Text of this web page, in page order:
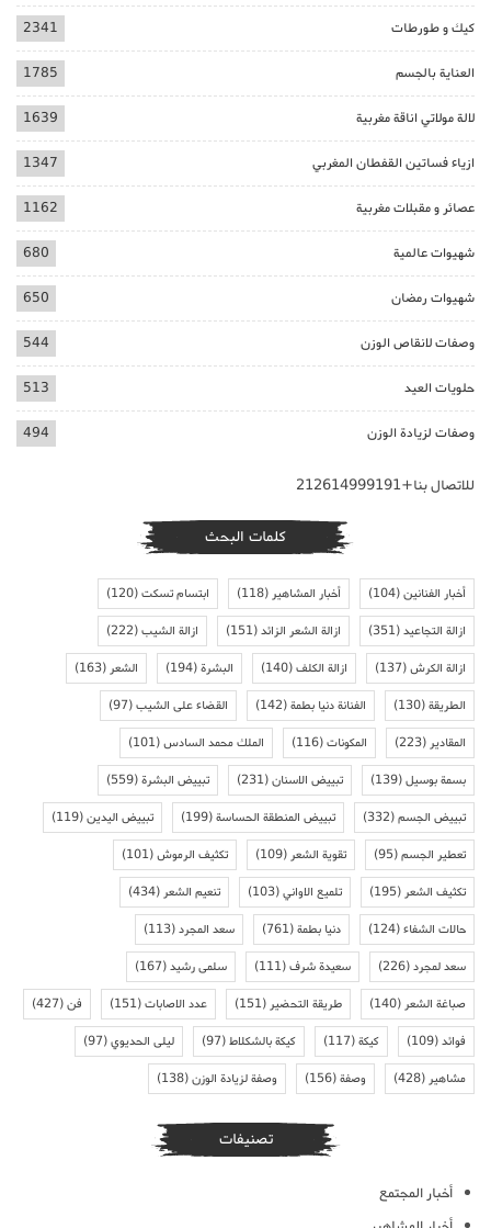
كيك و طورطات 2341
العناية بالجسم 1785
لالة مولاتي اناقة مغربية 1639
ازياء فساتين القفطان المغربي 1347
عصائر و مقبلات مغربية 1162
شهيوات عالمية 680
شهيوات رمضان 650
وصفات لانقاص الوزن 544
حلويات العيد 513
وصفات لزيادة الوزن 494
للاتصال بنا+212614999191
كلمات البحث
أخبار الفنانين(104) أخبار المشاهير(118) ابتسام تسكت(120)
ازالة التجاعيد(351) ازالة الشعر الزائد(151) ازالة الشيب(222)
ازالة الكرش(137) ازالة الكلف(140) البشرة(194) الشعر(163)
الطريقة(130) الفنانة دنيا بطمة(142) القضاء على الشيب(97)
المقادير(223) المكونات(116) الملك محمد السادس(101)
بسمة بوسيل(139) تبييض الاسنان(231) تبييض البشرة(559)
تبييض الجسم(332) تبييض المنطقة الحساسة(199) تبييض اليدين(119)
تعطير الجسم(95) تقوية الشعر(109) تكثيف الرموش(101)
تكثيف الشعر(195) تلميع الاواني(103) تنعيم الشعر(434)
حالات الشفاء(124) دنيا بطمة(761) سعد المجرد(113)
سعد لمجرد(226) سعيدة شرف(111) سلمى رشيد(167)
صباغة الشعر(140) طريقة التحضير(151) عدد الاصابات(151) فن(427)
فوائد(109) كيكة(117) كيكة بالشكلاط(97) ليلى الحديوي(97)
مشاهير(428) وصفة(156) وصفة لزيادة الوزن(138)
تصنيفات
أخبار المجتمع